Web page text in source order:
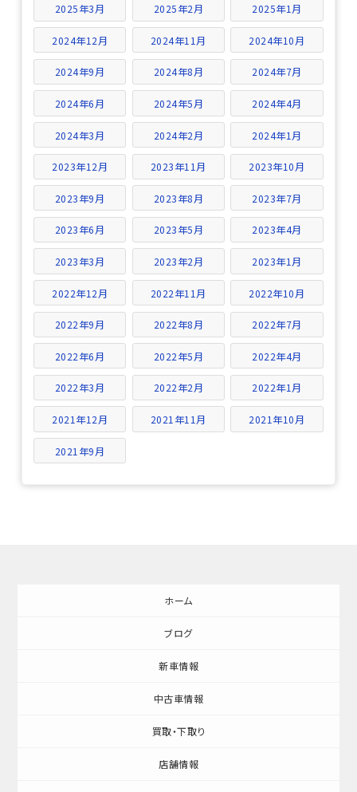
2025年3月 2025年2月 2025年1月
2024年12月 2024年11月 2024年10月
2024年9月 2024年8月 2024年7月
2024年6月 2024年5月 2024年4月
2024年3月 2024年2月 2024年1月
2023年12月 2023年11月 2023年10月
2023年9月 2023年8月 2023年7月
2023年6月 2023年5月 2023年4月
2023年3月 2023年2月 2023年1月
2022年12月 2022年11月 2022年10月
2022年9月 2022年8月 2022年7月
2022年6月 2022年5月 2022年4月
2022年3月 2022年2月 2022年1月
2021年12月 2021年11月 2021年10月
2021年9月
ホーム
ブログ
新車情報
中古車情報
買取・下取り
店舗情報